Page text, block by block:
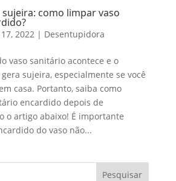
como limpar vaso
2022 | Desentupidora
vaso sanitário acontece e o
sujeira, especialmente se você
casa. Portanto, saiba como
encardido depois de
o artigo abaixo! É importante
do vaso não...
Pesquisar